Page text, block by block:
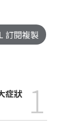
訂閱複製
1